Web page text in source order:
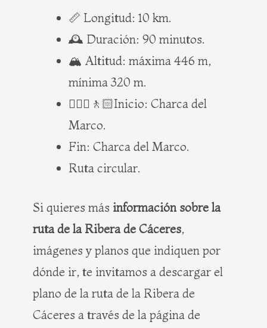
📏 Longitud: 10 km.
🕰️ Duración: 90 minutos.
🏔️ Altitud: máxima 446 m,
mínima 320 m.
🚶🏻‍♀️🚶🏻Inicio: Charca del
Marco.
Fin: Charca del Marco.
Ruta circular.
Si quieres más información sobre la
ruta de la Ribera de Cáceres,
imágenes y planos que indiquen por
dónde ir, te invitamos a descargar el
plano de la ruta de la Ribera de
Cáceres a través de la página de